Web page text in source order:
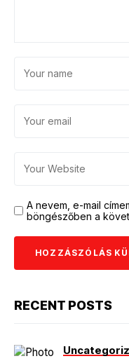
A nevem, e-mail
böngészőben a
RECENT POSTS